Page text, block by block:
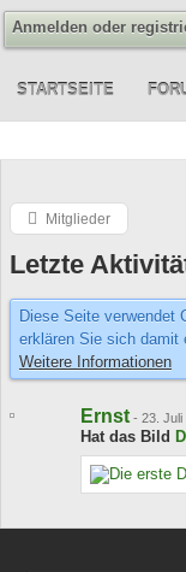
Anmelden oder
STARTSEITE
Mitglieder
Letzte
Diese Seite verwendet
erklären Sie sich damit
Weitere Informationen
Ernst - 23. Juli
Hat das Bild